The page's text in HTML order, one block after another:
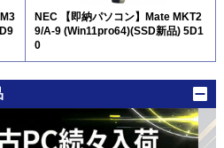
NEC 【即納パソコン】Mate MKT2
9/A-9 (Win11pro64)(SSD新品) 5D1
0